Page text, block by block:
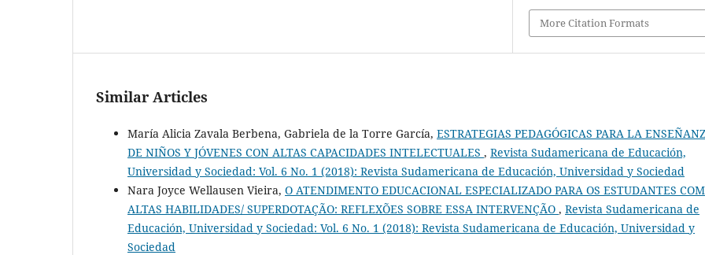
More Citation Formats
Similar Articles
María Alicia Zavala Berbena, Gabriela de la Torre García, ESTRATEGIAS PEDAGÓGICAS PARA LA
DE NIÑOS Y JÓVENES CON ALTAS CAPACIDADES INTELECTUALES , Revista Sudamericana de Educación,
Universidad y Sociedad: Vol. 6 No. 1 (2018): Revista Sudamericana de Educación, Universidad y Sociedad
Nara Joyce Wellausen Vieira, O ATENDIMENTO EDUCACIONAL ESPECIALIZADO PARA OS ESTUDANTES COM
ALTAS HABILIDADES/ SUPERDOTAÇÃO: REFLEXÕES SOBRE ESSA INTERVENÇÃO , Revista Sudamericana de
Educación, Universidad y Sociedad: Vol. 6 No. 1 (2018): Revista Sudamericana de Educación, Universidad y
Sociedad